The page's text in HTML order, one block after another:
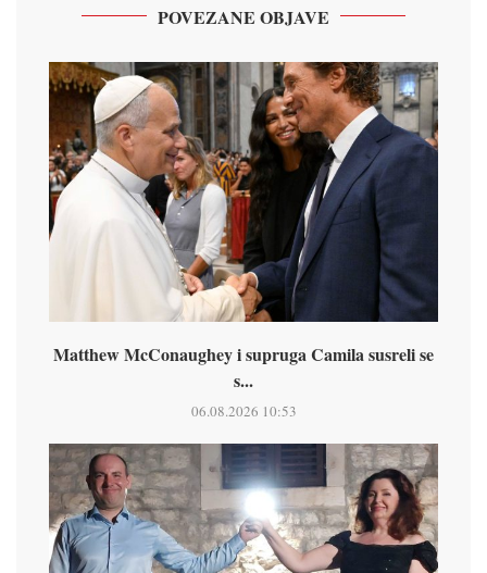
POVEZANE OBJAVE
Matthew McConaughey i supruga Camila susreli se
s...
06.08.2026 10:53